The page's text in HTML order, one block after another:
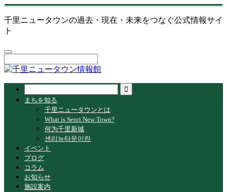
千里ニュータウンの過去・現在・未来をつなぐ公式情報サイ
ト
まちを知る
千里ニュータウンとは
What is Senri New Town?
何为千里新城
센리뉴타운이란
イベント
ブログ
コラム
お知らせ
施設案内